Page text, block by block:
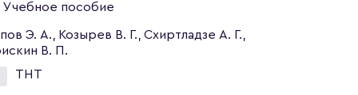
Учебное пособие
Э. А., Козырев В. Г., Схиртладзе А. Г.,
В. П.
ТНТ